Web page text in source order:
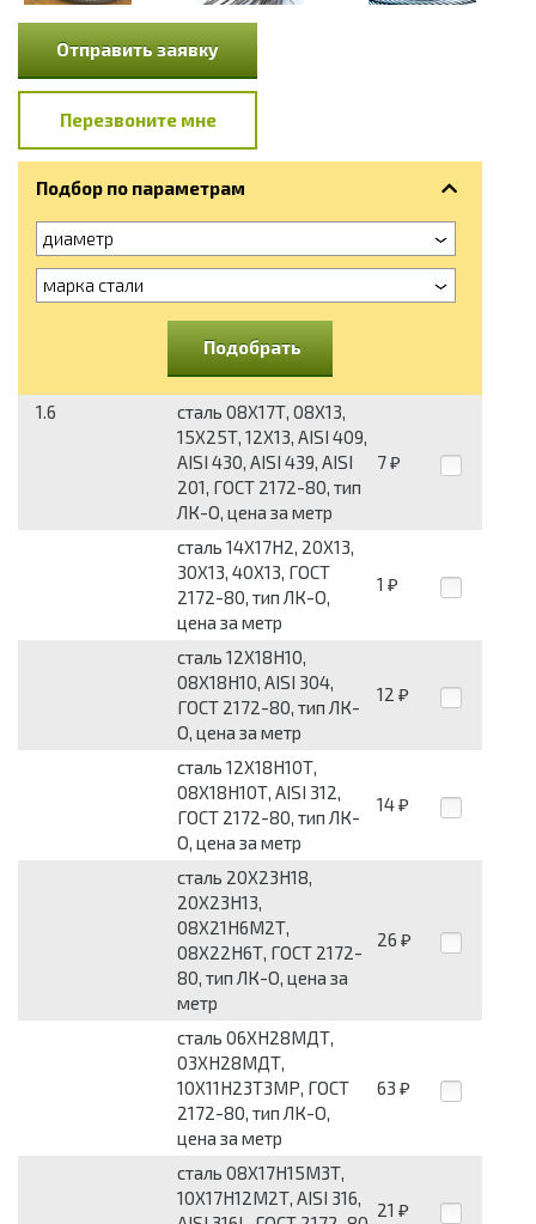
Отправить заявку
Перезвоните мне
Подбор по параметрам
диаметр
марка стали
Подобрать
1.6
сталь 08Х17Т, 08Х13,
15Х25Т, 12Х13, AISI 409,
AISI 430, AISI 439, AISI
201, ГОСТ 2172-80, тип
ЛК-О, цена за метр
7 ₽
сталь 14Х17Н2, 20Х13,
30Х13, 40Х13, ГОСТ
2172-80, тип ЛК-О,
цена за метр
1 ₽
сталь 12Х18Н10,
08Х18Н10, AISI 304,
ГОСТ 2172-80, тип ЛК-
О, цена за метр
12 ₽
сталь 12Х18Н10Т,
08Х18Н10Т, AISI 312,
ГОСТ 2172-80, тип ЛК-
О, цена за метр
14 ₽
сталь 20Х23Н18,
20Х23Н13,
08Х21Н6М2Т,
08Х22Н6Т, ГОСТ 2172-
80, тип ЛК-О, цена за
метр
26 ₽
сталь 06ХН28МДТ,
03ХН28МДТ,
10Х11Н23Т3МР, ГОСТ
2172-80, тип ЛК-О,
цена за метр
63 ₽
сталь 08Х17Н15М3Т,
10Х17Н12М2Т, AISI 316,
21 ₽